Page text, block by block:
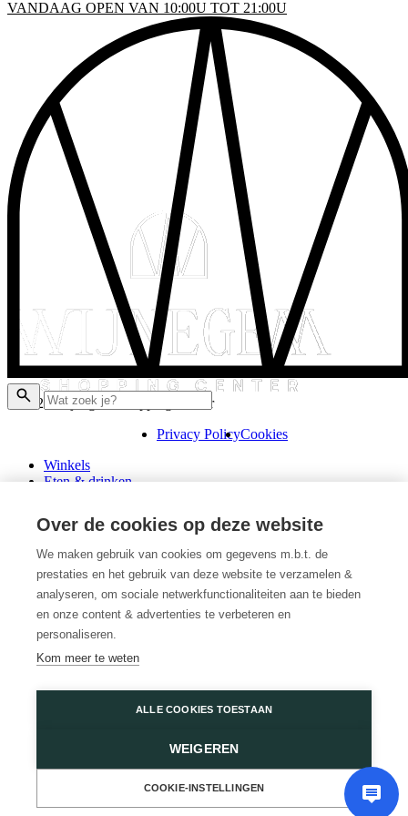
VANDAAG OPEN VAN 10:00U TOT 21:00U
© 2026 Wijnegem Shopping Center
Privacy PolicyCookies
Winkels
Eten & drinken
Schenk een cadeaubon
Over ons
Wini’s
Plattegrond
Diensten
Promoties
Huur een winkel
Veelgestelde vragen
Wijnegem Shopping Center
Contacteer ons
& DRINKEN
INFO
Over de cookies op deze website
We maken gebruik van cookies om gegevens m.b.t. de
prestaties en het gebruik van deze website te verzamelen &
analyseren, om sociale netwerkfunctionaliteiten aan te bieden
en onze content & advertenties te verbeteren en
personaliseren.
Kom meer te weten
ALLE COOKIES TOESTAAN
WEIGEREN
COOKIE-INSTELLINGEN